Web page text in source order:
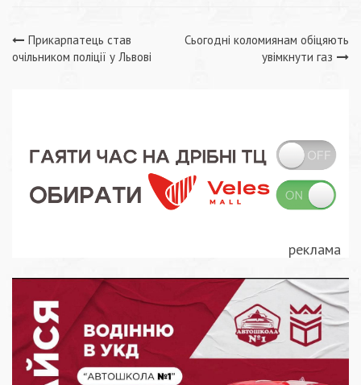
Навігація
Прикарпатець став
очільником поліції у Львові
Сьогодні коломиянам обіцяють
увімкнути газ